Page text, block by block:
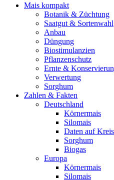
Mais kompakt
Botanik & Züchtung
Saatgut & Sortenwahl
Anbau
Düngung
Biostimulanzien
Pflanzenschutz
Ernte &
Verwertung
Sorghum
Zahlen & Fakten
Deutschland
Körnermais
Silomais
Daten auf
Sorghum
Biogas
Europa
Körnermais
Silomais